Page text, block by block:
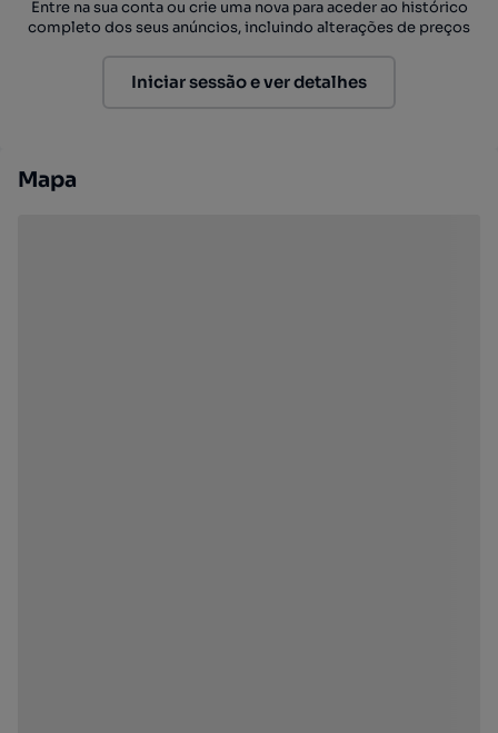
Entre na sua conta ou crie uma nova para aceder ao histórico
completo dos seus anúncios, incluindo alterações de preços
Iniciar sessão e ver detalhes
Mapa